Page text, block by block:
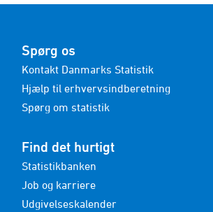
Spørg os
Kontakt Danmarks Statistik
Hjælp til erhvervsindberetning
Spørg om statistik
Find det hurtigt
Statistikbanken
Job og karriere
Udgivelseskalender